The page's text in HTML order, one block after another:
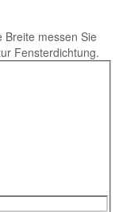
Breite messen Sie
Fensterdichtung.